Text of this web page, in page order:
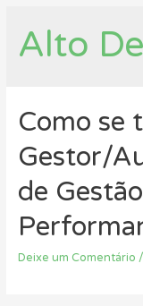
Alto
Como se
Gestor/
de
Deixe um Comentário /